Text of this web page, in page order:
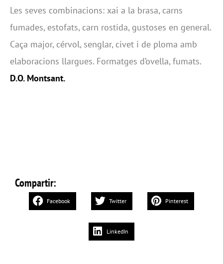
Les seves combinacions: xai a la brasa, carns
fumades, estofats, carn rostida, gustoses en general.
Caça major, cérvol, senglar, civet i de ploma amb
elaboracions llargues. Formatges d’ovella, fumats.
D.O. Montsant.
Compartir:
Facebook Twitter Pinterest
LinkedIn